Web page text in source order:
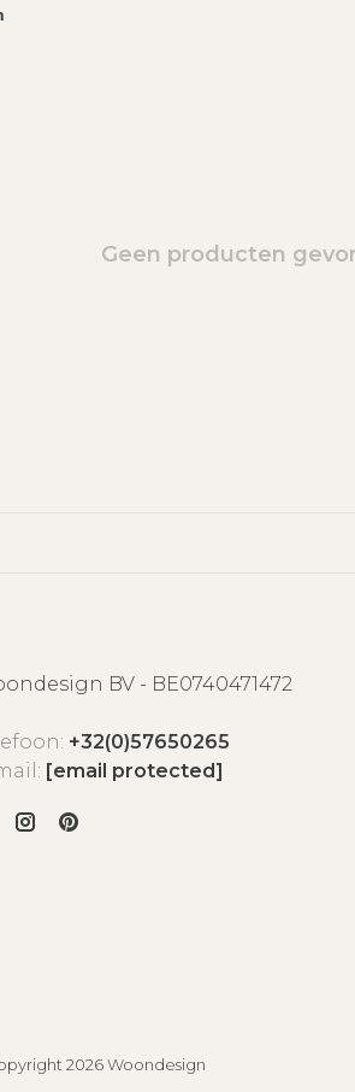
Geen producten
BV - BE0740471472
+32(0)57650265
[email protected]
2026 Woondesign